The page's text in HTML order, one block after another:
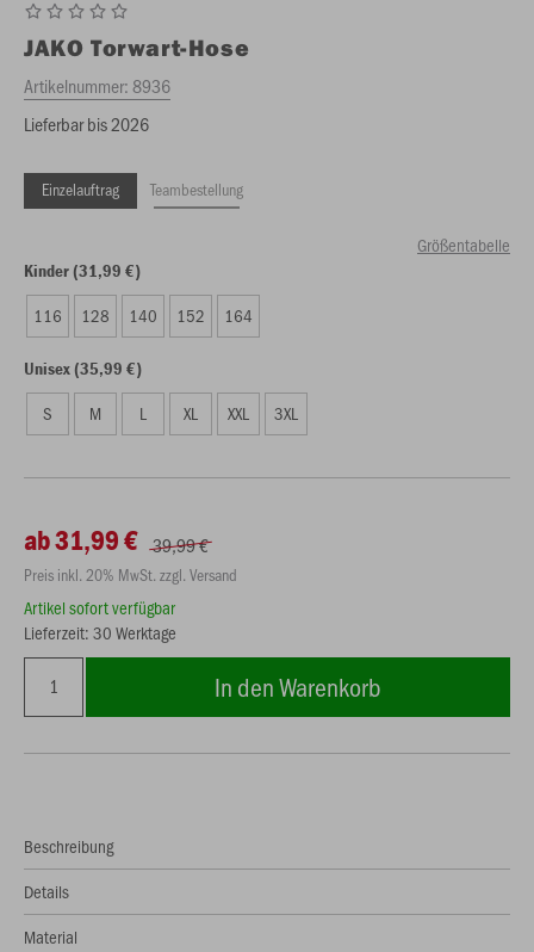
JAKO Torwart-Hose
Artikelnummer:8936
Lieferbar bis 2026
Einzelauftrag Teambestellung
Größentabelle
Kinder (31,99 €)
116 128 140 152 164
Unisex (35,99 €)
S M L XL XXL 3XL
ab 31,99 € 39,99 €
Preis inkl. 20% MwSt. zzgl. Versand
Artikel sofort verfügbar
Lieferzeit: 30 Werktage
In den Warenkorb
Beschreibung
Details
Material